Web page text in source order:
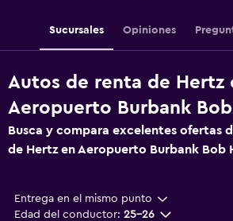
Sucursales Opiniones
Autos de renta de Hertz
Aeropuerto Burbank
Busca y compara excelentes ofertas
de Hertz en Aeropuerto Burbank Bob
Entrega en el mismo punto
Edad del conductor: 25-26